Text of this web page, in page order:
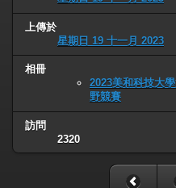
上傳於
星期日 19 十一月 2023
相冊
2023美和科技大
野競賽
訪問
2320